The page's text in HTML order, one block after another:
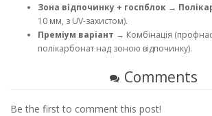
Зона відпочинку + госпблок →
10 мм, з UV-захистом).
Преміум варіант → Комбінація
полікарбонат над зоною відпочинку).
Comments
Be the first to comment this post!